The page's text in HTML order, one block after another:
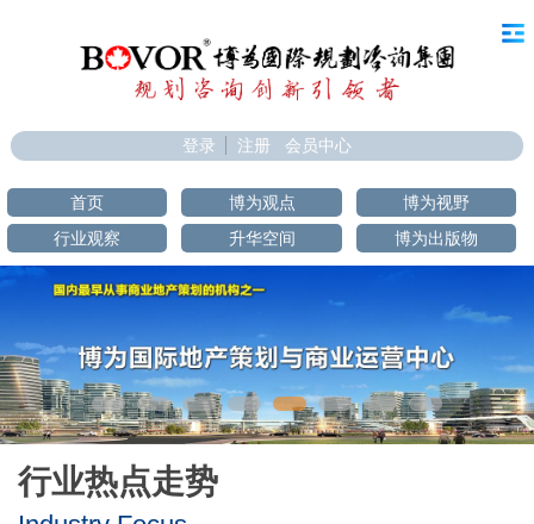
登录 注册 会员中心
首页 博为观点
博为视野
行业观察
升华空间 博为出版物
行业热点走势